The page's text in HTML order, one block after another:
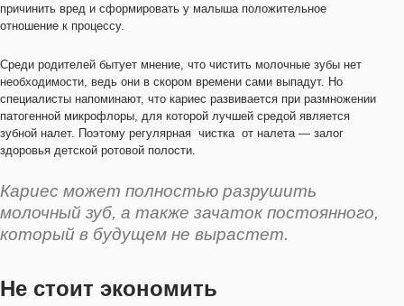
причинить вред и сформировать у малыша положительное
отношение к процессу.
Среди родителей бытует мнение, что чистить молочные зубы нет
необходимости, ведь они в скором времени сами выпадут. Но
специалисты напоминают, что кариес развивается при размножении
патогенной микрофлоры, для которой лучшей средой является
зубной налет. Поэтому регулярная чистка от налета — залог
здоровья детской ротовой полости.
Кариес может полностью разрушить
молочный зуб, а также зачаток постоянного,
который в будущем не вырастет.
Не стоит экономить